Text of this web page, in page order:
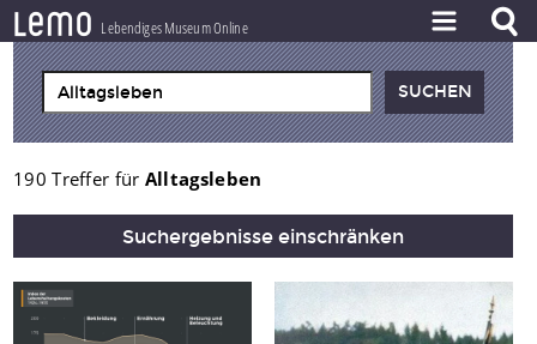
lemo Lebendiges Museum Online
ZEITSTRAHL
THEMEN
ZEITZEUGEN
BESTAND
PROJEKT
190 Treffer für Alltagsleben
Suchergebnisse einschränken